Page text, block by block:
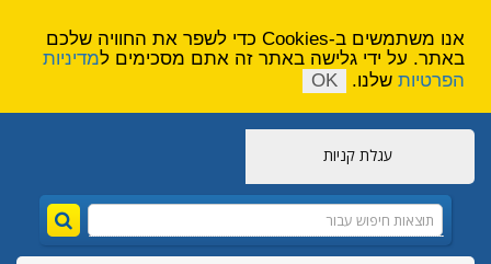
עגלת קניות
אנו משתמשים ב-Cookies כדי לשפר את החוויה שלכם
באתר. על ידי גלישה באתר זה אתם מסכימים למדיניות
הפרטיות שלנו. OK